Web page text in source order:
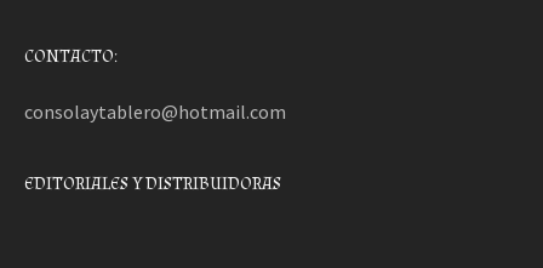
CONTACTO:
consolaytablero@hotmail.com
EDITORIALES Y DISTRIBUIDORAS